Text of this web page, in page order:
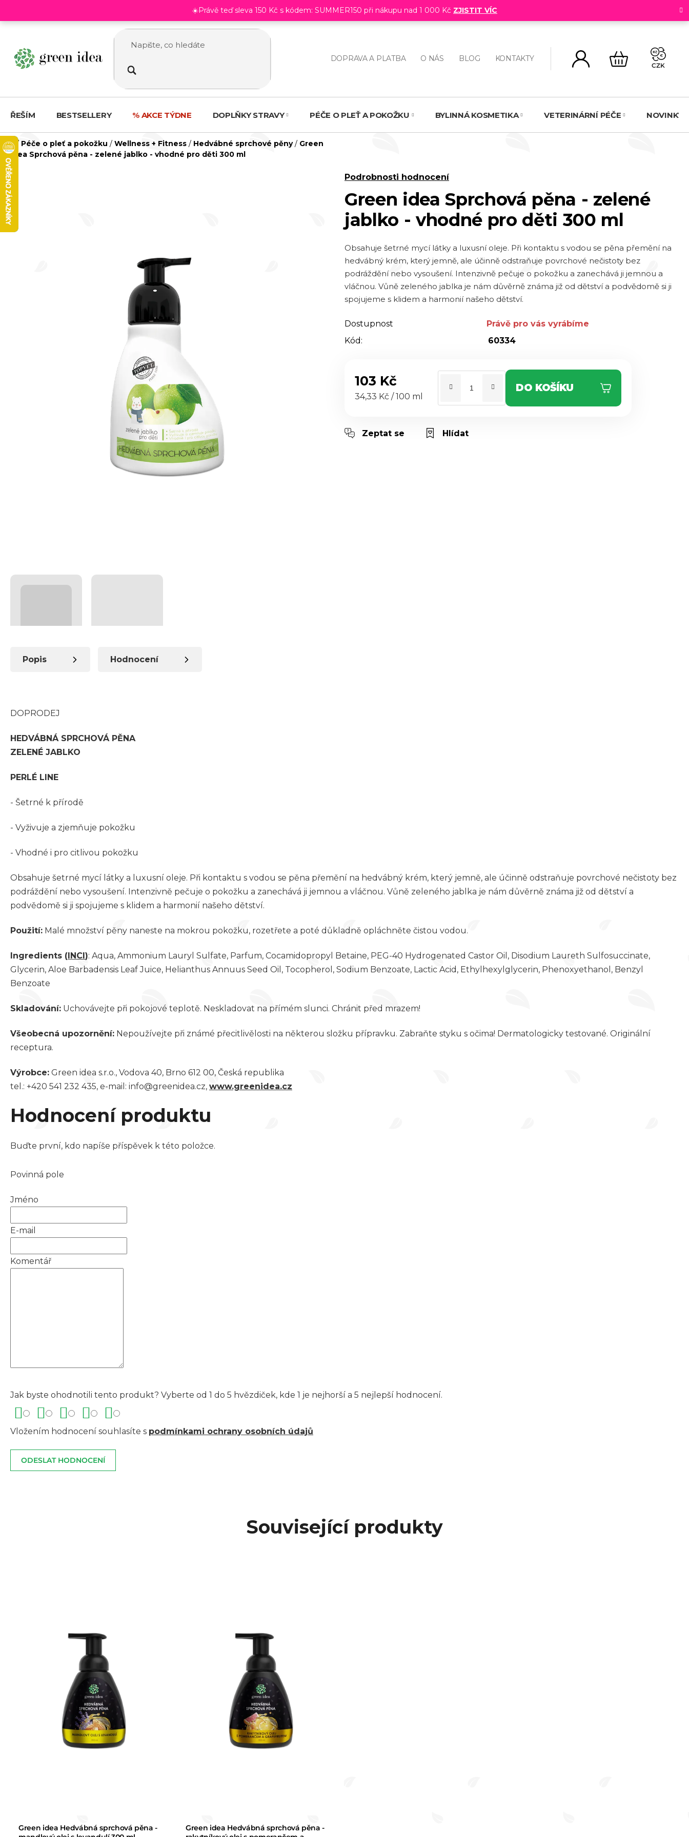
☀️Právě teď sleva 150 Kč s kódem: SUMMER150 při nákupu nad 1 000 Kč ZJISTIT VÍC
DOPRAVA A PLATBA O NÁS BLOG KONTAKTY
NÁKUPNÍ
KOŠÍK
CZK
ŘEŠÍM BESTSELLERY % AKCE TÝDNE DOPLŇKY STRAVY PÉČE O PLEŤ A POKOŽKU BYLINNÁ KOSMETIKA VETERINÁRNÍ PÉČE NOVINKY
Domů
/ Péče o pleť a pokožku / Wellness + Fitness / Hedvábné sprchové pěny / Green
idea Sprchová pěna - zelené jablko - vhodné pro děti 300 ml
Green idea Sprchová pěna - zelené
jablko - vhodné pro děti 300 ml
Průměrné
produktu
je
0,0
z 5
hvězdiček.
Podrobnosti hodnocení
Obsahuje šetrné mycí látky a luxusní oleje. Při kontaktu s vodou se pěna přemění na
hedvábný krém, který jemně, ale účinně odstraňuje povrchové nečistoty bez
podráždění nebo vysoušení. Intenzivně pečuje o pokožku a zanechává ji jemnou a
vláčnou. Vůně zeleného jablka je nám důvěrně známa již od dětství a podvědomě si ji
spojujeme s klidem a harmonií našeho dětství.
Dostupnost
Právě pro vás vyrábíme
Kód:
60334
103 Kč
Měrná cena:
34,33 Kč / 100 ml
DO KOŠÍKU
Zeptat se Hlídat
Popis Hodnocení
DOPRODEJ
HEDVÁBNÁ SPRCHOVÁ PĚNA
ZELENÉ JABLKO
PERLÉ LINE
- Šetrné k přírodě
- Vyživuje a zjemňuje pokožku
- Vhodné i pro citlivou pokožku
Obsahuje šetrné mycí látky a luxusní oleje. Při kontaktu s vodou se pěna přemění na hedvábný krém, který jemně, ale účinně odstraňuje povrchové nečistoty bez
podráždění nebo vysoušení. Intenzivně pečuje o pokožku a zanechává ji jemnou a vláčnou. Vůně zeleného jablka je nám důvěrně známa již od dětství a
podvědomě si ji spojujeme s klidem a harmonií našeho dětství.
Použití: Malé množství pěny naneste na mokrou pokožku, rozetřete a poté důkladně opláchněte čistou vodou.
Ingredients ( INCI ): Aqua, Ammonium Lauryl Sulfate, Parfum, Cocamidopropyl Betaine, PEG-40 Hydrogenated Castor Oil, Disodium Laureth Sulfosuccinate,
Glycerin, Aloe Barbadensis Leaf Juice, Helianthus Annuus Seed Oil, Tocopherol, Sodium Benzoate, Lactic Acid, Ethylhexylglycerin, Phenoxyethanol, Benzyl
Benzoate
Skladování: Uchovávejte při pokojové teplotě. Neskladovat na přímém slunci. Chránit před mrazem!
Všeobecná upozornění: Nepoužívejte při známé přecitlivělosti na některou složku přípravku. Zabraňte styku s očima! Dermatologicky testované. Originální
receptura.
Výrobce: Green idea s.r.o., Vodova 40, Brno 612 00, Česká republika
tel.: +420 541 232 435, e-mail: info@greenidea.cz, www.greenidea.cz
Hodnocení produktu
Buďte první, kdo napíše příspěvek k této položce.
Povinná pole
Jméno
E-mail
Komentář
Jak byste ohodnotili tento produkt? Vyberte od 1 do 5 hvězdiček, kde 1 je nejhorší a 5 nejlepší hodnocení.
Vložením hodnocení souhlasíte s podmínkami ochrany osobních údajů
ODESLAT HODNOCENÍ
Související produkty
Green idea Hedvábná sprchová pěna -
Green idea Hedvábná sprchová pěna -